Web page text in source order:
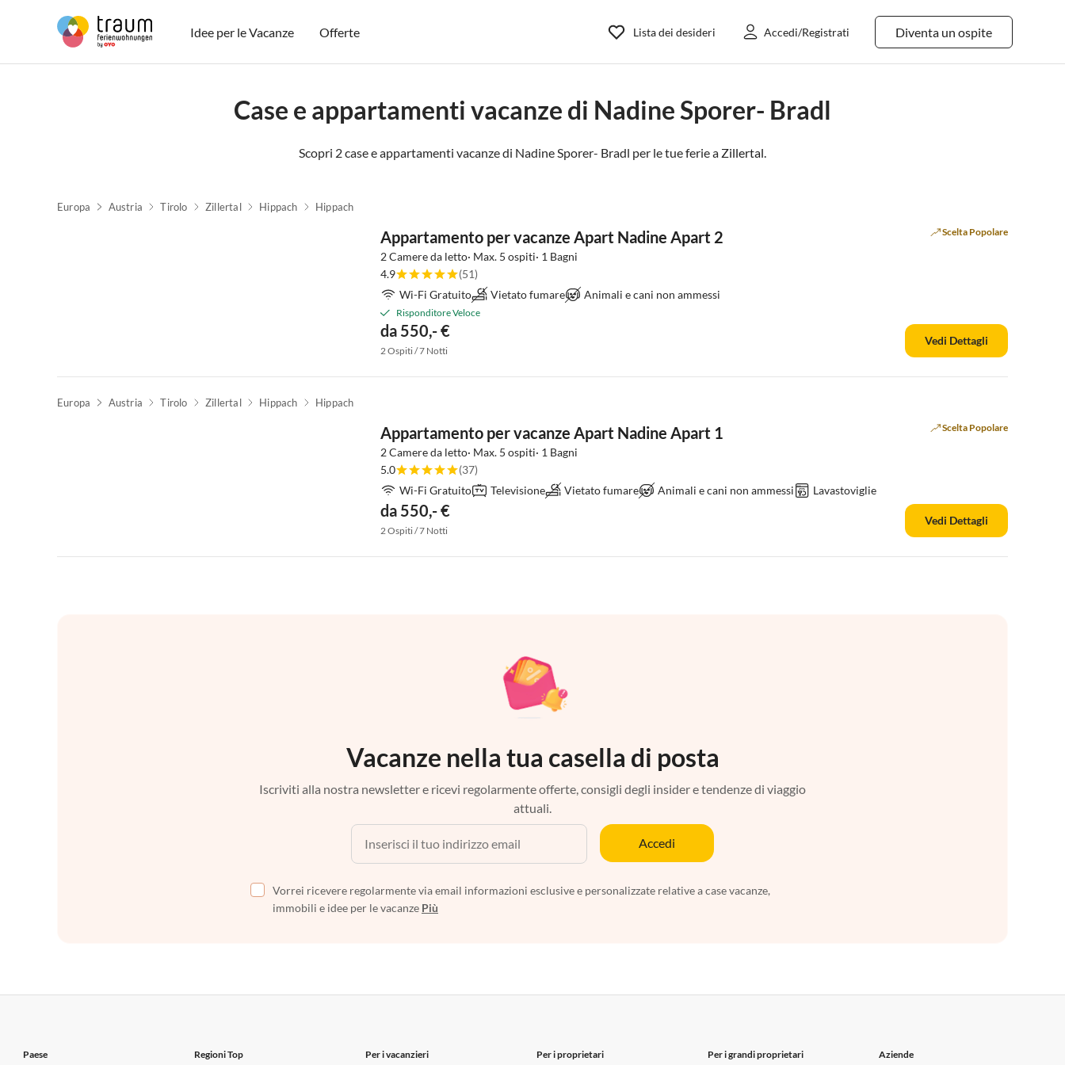
Idee per le Vacanze Offerte Diventa un ospite
Lista dei desideri Accedi/Registrati
Case e appartamenti vacanze di Nadine Sporer- Bradl
Scopri 2 case e appartamenti vacanze di Nadine Sporer- Bradl per le tue ferie a Zillertal.
Europa Austria Tirolo Zillertal Hippach Hippach
Appartamento per vacanze Apart Nadine Apart 2 Scelta Popolare
2 Camere da letto· Max. 5 ospiti· 1 Bagni
4.9
(51)
Wi-Fi Gratuito
Vietato fumare Animali e cani non ammessi
Risponditore Veloce
da 550,- €
2 Ospiti / 7 Notti
Vedi Dettagli
Europa Austria Tirolo Zillertal Hippach Hippach
Appartamento per vacanze Apart Nadine Apart 1 Scelta Popolare
2 Camere da letto· Max. 5 ospiti· 1 Bagni
5.0
(37)
Wi-Fi Gratuito
Televisione Vietato fumare Animali e cani non ammessi Lavastoviglie
da 550,- €
2 Ospiti / 7 Notti
Vedi Dettagli
Vacanze nella tua casella di posta
Iscriviti alla nostra newsletter e ricevi regolarmente offerte, consigli degli insider e tendenze di viaggio
attuali.
Accedi
Vorrei ricevere regolarmente via email informazioni esclusive e personalizzate relative a case vacanze,
immobili e idee per le vacanze Più
Paese Regioni Top Per i vacanzieri Per i proprietari Per i grandi proprietari Aziende